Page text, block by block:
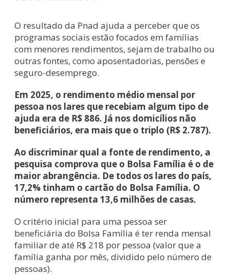
O resultado da Pnad ajuda a perceber que os
programas sociais estão focados em famílias
com menores rendimentos, sejam de trabalho ou
outras fontes, como aposentadorias, pensões e
seguro-desemprego.
Em 2025, o rendimento médio mensal por
pessoa nos lares que recebiam algum tipo de
ajuda era de R$ 886. Já nos domicílios não
beneficiários, era mais que o triplo (R$ 2.787).
Ao discriminar qual a fonte de rendimento, a
pesquisa comprova que o Bolsa Família é o de
maior abrangência. De todos os lares do país,
17,2% tinham o cartão do Bolsa Família. O
número representa 13,6 milhões de casas.
O critério inicial para uma pessoa ser
beneficiária do Bolsa Família é ter renda mensal
familiar de até R$ 218 por pessoa (valor que a
família ganha por mês, dividido pelo número de
pessoas).